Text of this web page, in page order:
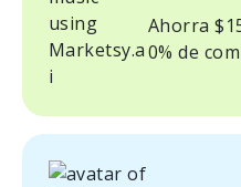
Ahorra
0% de